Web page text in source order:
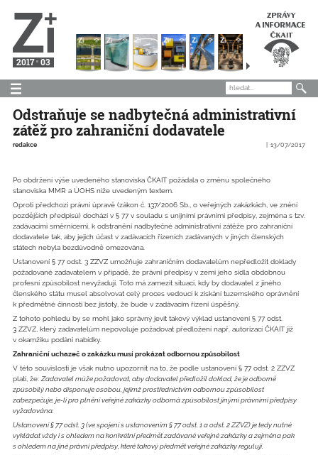
2017 03
Odstraňuje se nadbytečná administrativní
zátěž pro zahraniční dodavatele
redakce 13/07/2017
Po obdržení výše uvedeného stanoviska ČKAIT požádala o změnu společného
stanoviska MMR a ÚOHS níže uvedeným textem.
Oproti předchozí právní úpravě (zákon č. 137/2006 Sb., o veřejných zakázkách, ve znění
pozdějších předpisů) dochází v § 77 v souladu s unijními právními předpisy, zejména s tzv.
zadávacími směrnicemi, k odstranění nadbytečné administrativní zátěže pro zahraniční
dodavatele tak, aby jejich účast v zadávacích řízeních zadávaných v jiných členských
státech nebyla bezdůvodně omezována.
Ustanovení § 77 odst. 3 ZZVZ umožňuje zahraničním dodavatelům nepředložit doklady
požadované zadavatelem v případě, že právní předpisy v zemi jeho sídla obdobnou
profesní způsobilost nevyžadují. Toto má zamezit situaci, kdy by dodavatel z jiného
členského státu musel absolvovat celý proces vedoucí k získání tuzemského oprávnění
k předmětné činnosti bez jistoty, že bude v zadávacím řízení úspěšný.
Z tohoto pohledu by se mohl jako správný jevit takový výklad ustanovení § 77 odst.
3 ZZVZ, který zadavatelům nepovoluje požadovat předložení např. autorizací ČKAIT již
v okamžiku podání nabídky.
Zahraniční uchazeč o zakázku musí prokázat odbornou způsobilost
V této souvislosti je však nutno upozornit na to, že podle ustanovení § 77 odst. 2 ZZVZ
platí, že: Zadavatel může požadovat, aby dodavatel předložil doklad, že je odborně
způsobilý nebo disponuje osobou, jejímž prostřednictvím odbornou způsobilost
zabezpečuje, je-li pro plnění veřejné zakázky odborná způsobilost jinými právními předpisy
vyžadována.
Ustanovení § 77 odst. 3 (ve spojení s ustanovením § 77 odst. 1 a odst. 2 ZZVZ) je tedy nutné
vykládat vždy i s ohledem na konkrétní předmět zadávané veřejné zakázky a zejména pak
s ohledem na jiné právní předpisy, které takový předmět veřejné zakázky regulují.